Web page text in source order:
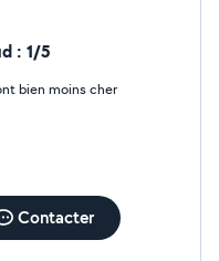
: 1/5
tout d'autres sont bien moins cher
Contacter